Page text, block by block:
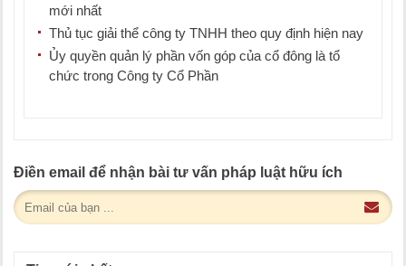
mới nhất
Thủ tục giải thể công ty TNHH theo quy định hiện nay
Ủy quyền quản lý phần vốn góp của cổ đông là tổ
chức trong Công ty Cổ Phần
Điền email để nhận bài tư vấn pháp luật hữu ích